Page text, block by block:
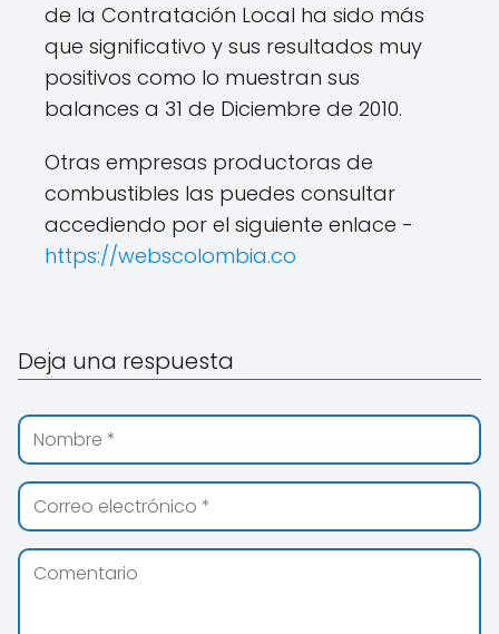
de la Contratación Local ha sido más
que significativo y sus resultados muy
positivos como lo muestran sus
balances a 31 de Diciembre de 2010.
Otras empresas productoras de
combustibles las puedes consultar
accediendo por el siguiente enlace -
https://webscolombia.co
Deja una respuesta